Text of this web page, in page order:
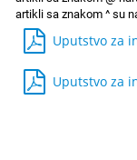
Uputstvo za
Uputstvo za